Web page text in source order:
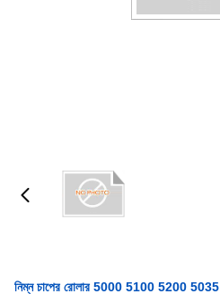
নিম্ন চাপের রোলার 5000 5100 5200 5035